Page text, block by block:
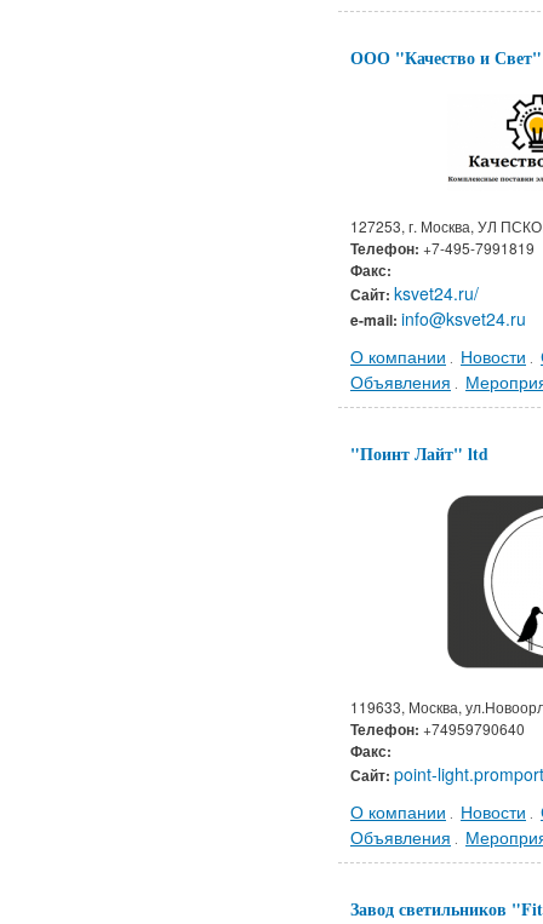
ООО "Качество и Свет"
127253, г. Москва, УЛ
Телефон: +7-495-7991819
Факс:
Сайт: ksvet24.ru/
e-mail: info@ksvet24.ru
О компании . Новости .
Объявления .
"Поинт Лайт" ltd
119633, Москва,
Телефон: +74959790640
Факс:
Сайт: point-
О компании . Новости .
Объявления .
Завод светильников